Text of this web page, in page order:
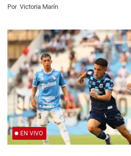
Por Victoria Marín
EN VIVO